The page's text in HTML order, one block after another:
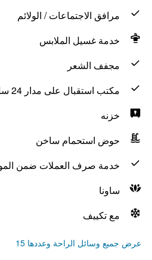
مرافق الاجتماعات / الولائم
خدمة غسيل الملابس
مجفف الشعر
مكتب استقبال على مدار 24 ساعة
خزنه
حوض استحمام ساخن
خدمة صرف العملات ضمن
ساونا
مع تكييف
عرض جميع وسائل الراحة وعددها 15